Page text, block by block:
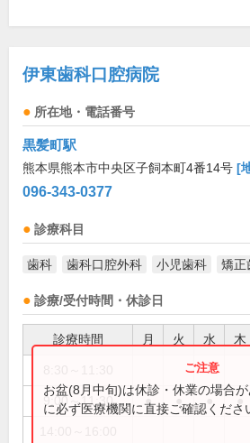
伊東歯科口腔病院
所在地・電話番号
黒髪町駅
熊本県熊本市中央区子飼本町4番14号 [
096-343-0377
診療科目
歯科 歯科口腔外科 小児歯科 矯正
診療/受付時間・休診日
診療時間 月 火 水 木
9:00～11:30 ● ● ● ●
お盆(8月中旬)は休診・休業の場合
に必ず医療機関に直接ご確認くださ